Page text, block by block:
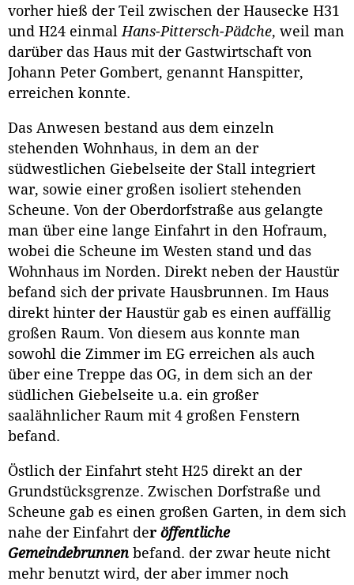
vorher hieß der Teil zwischen der Hausecke H31
und H24 einmalHans-Pittersch-Pädche, weil man
darüber das Haus mit der Gastwirtschaft von
Johann Peter Gombert, genannt Hanspitter,
erreichen konnte.
Das Anwesen bestand aus dem einzeln
stehenden Wohnhaus, in dem an der
südwestlichen Giebelseite der Stall integriert
war, sowie einer großen isoliert stehenden
Scheune. Von der Oberdorfstraße aus gelangte
man über eine lange Einfahrt in den Hofraum,
wobei die Scheune im Westen stand und das
Wohnhaus im Norden. Direkt neben der Haustür
befand sich der private Hausbrunnen. Im Haus
direkt hinter der Haustür gab es einen auffällig
großen Raum. Von diesem aus konnte man
sowohl die Zimmer im EG erreichen als auch
über eine Treppe das OG, in dem sich an der
südlichen Giebelseite u.a. ein großer
saalähnlicher Raum mit 4 großen Fenstern
befand.
Östlich der Einfahrt steht H25 direkt an der
Grundstücksgrenze. Zwischen Dorfstraße und
Scheune gab es einen großen Garten, in dem sich
nahe der Einfahrt der öffentliche
Gemeindebrunnen befand. der zwar heute nicht
mehr benutzt wird, der aber immer noch